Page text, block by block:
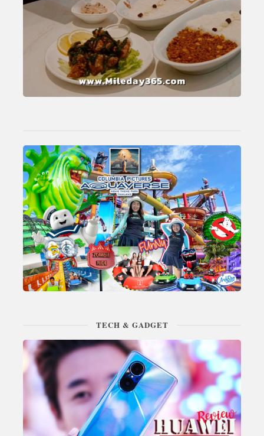
TECH & GADGET